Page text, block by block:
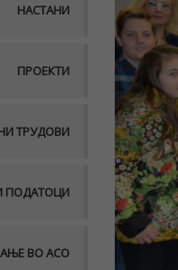
НАСТАНИ
ПРОЕКТИ
ТРУДОВИ
ПОДАТОЦИ
ВО АСО